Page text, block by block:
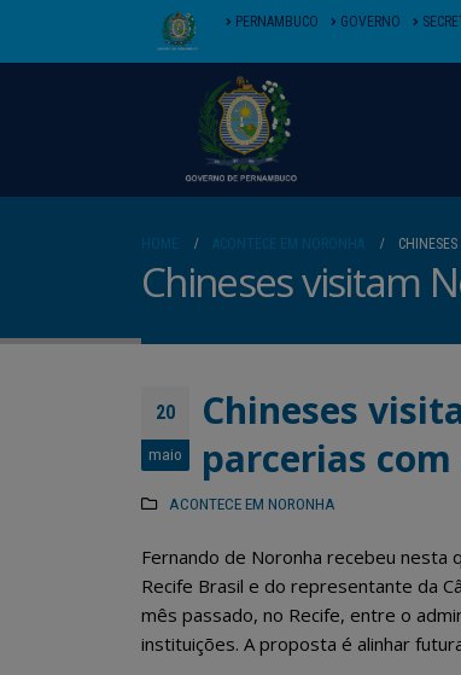
PERNAMBUCO GOVERNO
HOME ACONTECE EM NORONHA
Chineses visitam
20
maio
Chineses
parcerias
ACONTECE EM NORONHA
Fernando de Noronha recebeu nesta
Recife Brasil e do representante da
mês passado, no Recife, entre o
instituições. A proposta é alinhar